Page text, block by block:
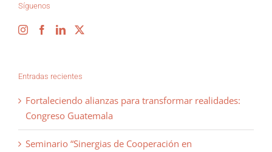
Síguenos
Entradas recientes
Fortaleciendo alianzas para transformar realidades:
Congreso Guatemala
Seminario “Sinergias de Cooperación en